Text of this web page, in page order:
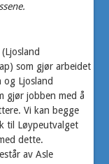
som gjør arbeidet
Ljosland
gjør jobben med å
Vi kan begge
til Løypeutvalget
dette.
av Asle